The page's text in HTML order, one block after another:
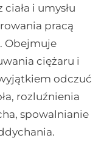
ciała i umysłu
pracą
Obejmuje
ciężaru i
wyjątkiem odczuć
rozluźnienia
spowalnianie